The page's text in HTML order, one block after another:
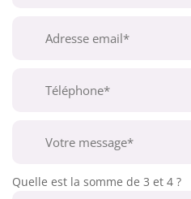
Quelle est la somme de 3 et 4 ?